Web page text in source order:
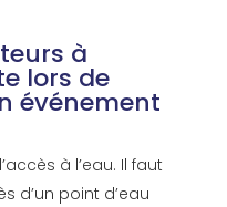
à
lors de
événement
à l’eau. Il faut
d’un point d’eau